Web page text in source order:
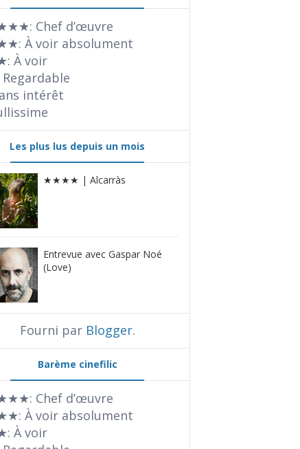
Chef d’œuvre
À voir absolument
À voir
intérêt
Les plus lus depuis un mois
★★★★ | Alcarràs
Entrevue avec Gaspar Noé
(Love)
Fourni par Blogger.
Barème cinefilic
Chef d’œuvre
À voir absolument
À voir